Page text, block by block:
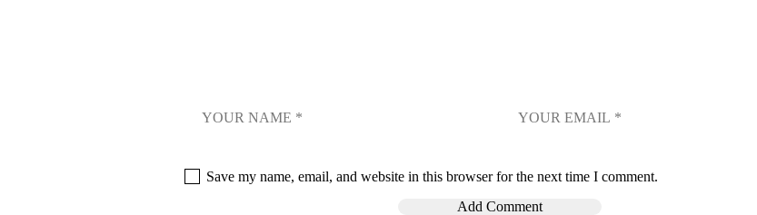
Save my name, email, and website in this browser for the next time I comment.